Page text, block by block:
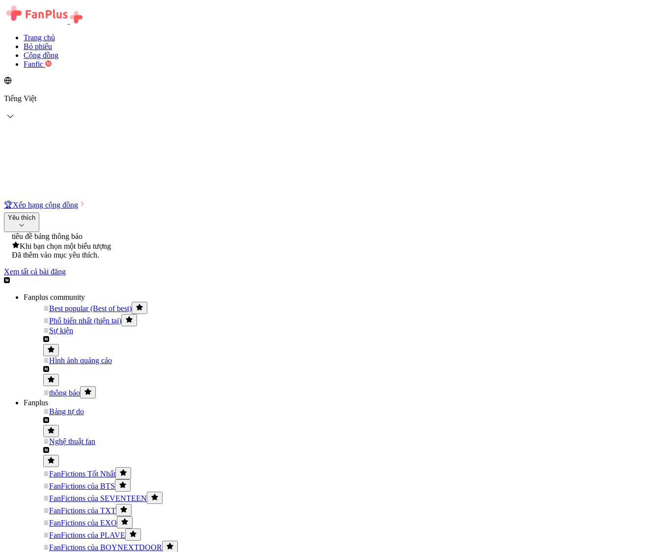
Trang chủ
Bỏ phiếu
Cộng đồng
Fanfic
Tiếng Việt
🏆Xếp hạng cộng đồng
Yêu thích
tiêu đề bảng thông báo
Khi bạn chọn một biểu tượng
Đã thêm vào mục yêu thích.
Xem tất cả bài đăng
Fanplus community
Best popular (Best of best)
Phổ biến nhất (hiện tại)
Sự kiện
Hình ảnh quảng cáo
thông báo
Fanplus
Bảng tự do
Nghệ thuật fan
FanFictions Tốt Nhất
FanFictions của BTS
FanFictions của SEVENTEEN
FanFictions của TXT
FanFictions của EXO
FanFictions của PLAVE
FanFictions của BOYNEXTDOOR